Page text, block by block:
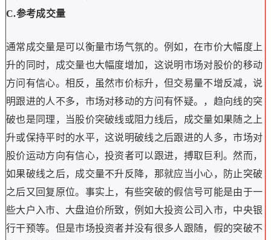
C.参考成交量
通常成交量是可以衡量市场气氛的。例如，在市价大幅度上
升的同时，成交量也大幅度增加，这说明市场对股价的移动
方问有信心。相反，虽然市价标升，但交易量不增反减，说
明跟进的人不多，市场对移动的方问有怀疑。，趋向线的突
破也是同理，当股价突破线或阻力线后，成交量如果随之上
升或保持平时的水平，这说明破线之后跟进的人多，市场对
股价运动方向有信心，投资者可以跟进，搏取巨利。然而，
如果破线之后，成交量不升反降，那就应当小心，防止突破
之后又回复原位。事实上，有些突破的假信号可能是由于一
些大户入市、大盘迫价所致，例如大投资公司入市，中央银
行干预等。但是市场投资者并没有很多人跟随，假的突破不